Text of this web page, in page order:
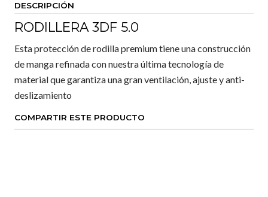
DESCRIPCIÓN
RODILLERA 3DF 5.0
Esta protección de rodilla premium tiene una construcción
de manga refinada con nuestra última tecnología de
material que garantiza una gran ventilación, ajuste y anti-
deslizamiento
COMPARTIR ESTE PRODUCTO